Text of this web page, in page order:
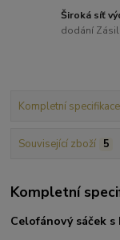
Široká síť
dodání
Kompletní specifikace
Související zboží 5
Kompletní
Celofánový sáček s